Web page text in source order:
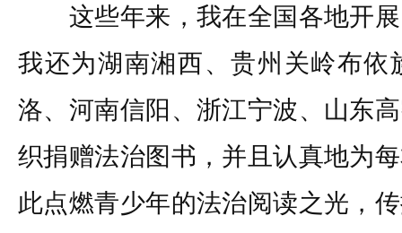
这些年来，我在全国各地开展
我还为湖南湘西、贵州关岭布依
洛、河南信阳、浙江宁波、山东
织捐赠法治图书，并且认真地为
此点燃青少年的法治阅读之光，